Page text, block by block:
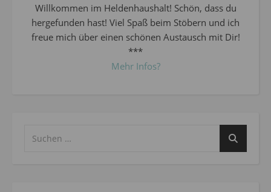
Willkommen im Heldenhaushalt! Schön, dass du
hergefunden hast! Viel Spaß beim Stöbern und ich
freue mich über einen schönen Austausch mit Dir!
***
Mehr Infos?